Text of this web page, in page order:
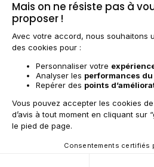
Mentions légales & CGU
Conditions générales de vente
AccessibilitéPlan
BE-FR | €